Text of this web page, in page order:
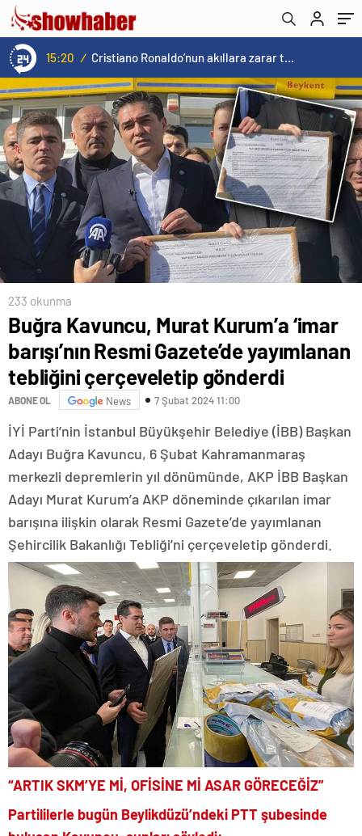
15:20 / Cristiano Ronaldo’nun akıllara zarar tüm kariyerinin istatistiğini çıkardık !
233 okunma
Buğra Kavuncu, Murat Kurum’a ‘imar
barışı’nın Resmi Gazete’de yayımlanan
tebliğini çerçeveletip gönderdi
ABONE OL News 7 Şubat 2024 11:00
İYİ Parti’nin İstanbul Büyükşehir Belediye (İBB) Başkan
Adayı Buğra Kavuncu, 6 Şubat Kahramanmaraş
merkezli depremlerin yıl dönümünde, AKP İBB Başkan
Adayı Murat Kurum’a AKP döneminde çıkarılan imar
barışına ilişkin olarak Resmi Gazete’de yayımlanan
Şehircilik Bakanlığı Tebliği’ni çerçeveletip gönderdi.
“ARTIK SKM’YE Mİ, OFİSİNE Mİ ASAR GÖRECEĞİZ”
Partililerle bugün Beylikdüzü’ndeki PTT şubesinde